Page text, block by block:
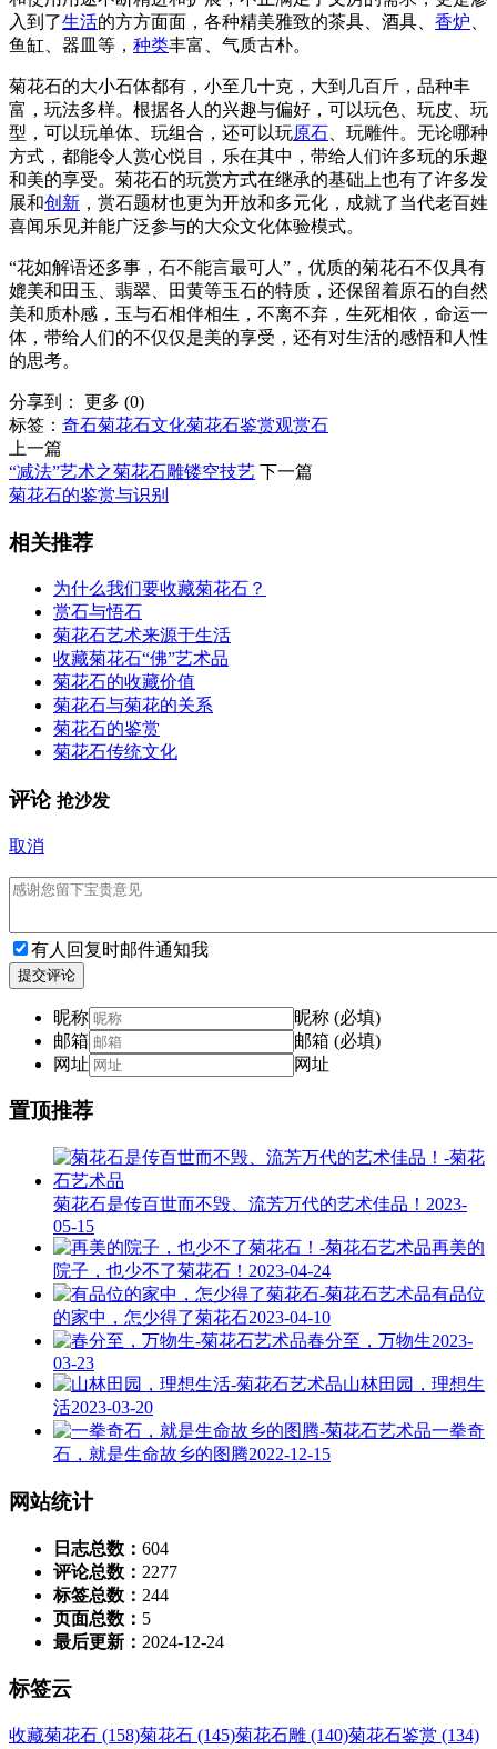
入到了生活的方方面面，各种精美雅致的茶具、酒具、 香炉
鱼缸、器皿等， 种类丰富、气质古朴。
菊花石的大小石体都有，小至几十克，大到几百斤，品种丰
富，玩法多样。根据各人的兴趣与偏好，可以玩色、玩皮、玩
型，可以玩单体、玩组合，还可以玩原石 、玩雕件。无论哪种
方式，都能令人赏心悦目，乐在其中，带给人们许多玩的乐趣
和美的享受。菊花石的玩赏方式在继承的基础上也有了许多发
展和创新 ，赏石题材也更为开放和多元化，成就了当代老百姓
喜闻乐见并能广泛参与的大众文化体验模式。
“花如解语还多事，石不能言最可人”，优质的菊花石不仅具有
媲美和田玉、翡翠、田黄等玉石的特质，还保留着原石的自然
美和质朴感，玉与石相伴相生，不离不弃，生死相依，命运一
体，带给人们的不仅仅是美的享受，还有对生活的感悟和人性
的思考。
分享到： 更多 (0)
标签： 奇石菊花石文化菊花石鉴赏观赏石
上一篇
“减法”艺术之菊花石雕镂空技艺 下一篇
菊花石的鉴赏与识别
相关推荐
为什么我们要收藏菊花石？
赏石与悟石
菊花石艺术来源于生活
收藏菊花石“佛”艺术品
菊花石的收藏价值
菊花石与菊花的关系
菊花石的鉴赏
菊花石传统文化
评论 抢沙发
取消
有人回复时邮件通知我
提交评论
昵称
昵称 (必填)
邮箱
邮箱 (必填)
网址
网址
置顶推荐
菊花石是传百世而不毁、流芳万代的艺术佳品！ 2023-
05-15
再美的
院子，也少不了菊花石！ 2023-04-24
有品位
的家中，怎少得了菊花石2023-04-10
春分至，万物生2023-
03-23
山林田园，理想生
活2023-03-20
一拳奇
石，就是生命故乡的图腾2022-12-15
网站统计
日志总数： 604
评论总数： 2277
标签总数： 244
页面总数： 5
最后更新： 2024-12-24
标签云
收藏菊花石 (158)菊花石 (145)菊花石雕 (140)菊花石鉴赏 (134)